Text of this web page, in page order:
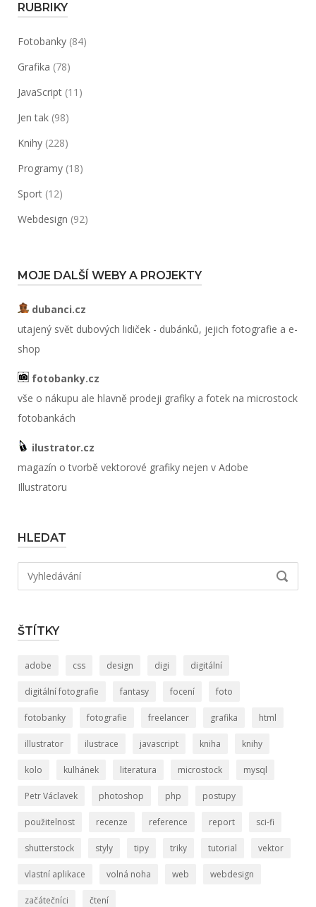
efekty“
RUBRIKY
Fotobanky (84)
Grafika (78)
JavaScript (11)
Jen tak (98)
Knihy (228)
Programy (18)
Sport (12)
Webdesign (92)
MOJE DALŠÍ WEBY A PROJEKTY
dubanci.cz
utajený svět dubových lidiček - dubánků, jejich fotografie a e-
shop
fotobanky.cz
vše o nákupu ale hlavně prodeji grafiky a fotek na microstock
fotobankách
ilustrator.cz
magazín o tvorbě vektorové grafiky nejen v Adobe
Illustratoru
HLEDAT
Hledat:
ŠTÍTKY
adobe css design digi digitální
digitální fotografie fantasy focení foto
fotobanky fotografie freelancer grafika html
illustrator ilustrace javascript kniha knihy
kolo kulhánek literatura microstock mysql
Petr Václavek photoshop php postupy
použitelnost recenze reference report sci-fi
shutterstock styly tipy triky tutorial vektor
vlastní aplikace volná noha web webdesign
začátečníci čtení